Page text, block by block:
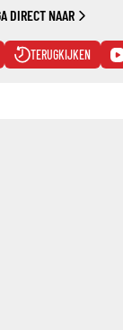
DIRECT NAAR
TERUGKIJKEN